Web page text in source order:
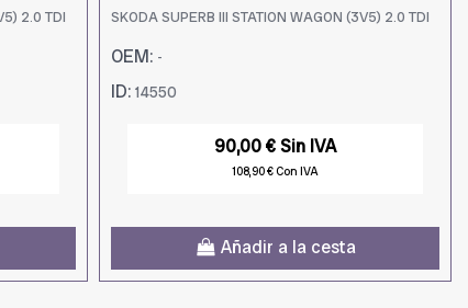
2.0 TDI SKODA SUPERB III STATION WAGON (3V5) 2.0 TDI
OEM: -
ID: 14550
90,00 € Sin IVA
108,90 € Con IVA
Añadir a la cesta